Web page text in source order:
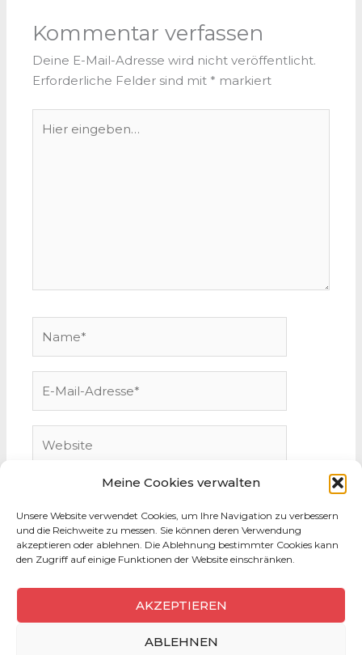
Meine Cookies verwalten
Unsere Website verwendet Cookies, um Ihre Navigation zu verbessern
und die Reichweite zu messen. Sie können deren Verwendung
akzeptieren oder ablehnen. Die Ablehnung bestimmter Cookies kann
den Zugriff auf einige Funktionen der Website einschränken.
AKZEPTIEREN
ABLEHNEN
Kommentar verfassen
Deine E-Mail-Adresse wird nicht veröffentlicht.
Erforderliche Felder sind mit * markiert
eingeben…
Mail-